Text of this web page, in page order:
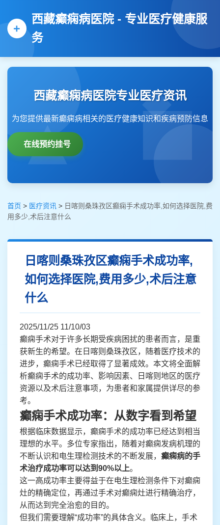
西藏癫痫病医院 - 专业医疗健康服
务
西藏癫痫病医院专业医疗资讯
为您提供最新癫痫病相关的医疗健康知识和疾病预防信息
在线预约挂号
首页 > 医疗资讯 > 日喀则桑珠孜区癫痫手术成功率,如何选择医院,费
用多少,术后注意什么
日喀则桑珠孜区癫痫手术成功率,
如何选择医院,费用多少,术后注意
什么
2025/11/25 11/10/03
癫痫手术对于许多长期受疾病困扰的患者而言，是重
获新生的希望。在日喀则桑珠孜区，随着医疗技术的
进步，癫痫手术已经取得了显著成效。本文将全面解
析癫痫手术的成功率、影响因素、日喀则地区的医疗
资源以及术后注意事项，为患者和家属提供详尽的参
考。
癫痫手术成功率：从数字看到希望
根据临床数据显示，癫痫手术的成功率已经达到相当
理想的水平。多位专家指出，随着对癫痫发病机理的
不断认识和电生理检测技术的不断发展， 癫痫病的手
术治疗成功率可以达到90%以上。
这一高成功率主要得益于在电生理检测条件下对癫痫
灶的精确定位，再通过手术对癫痫灶进行精确治疗，
从而达到完全治愈的目的。
但我们需要理解“成功率”的具体含义。临床上，手术